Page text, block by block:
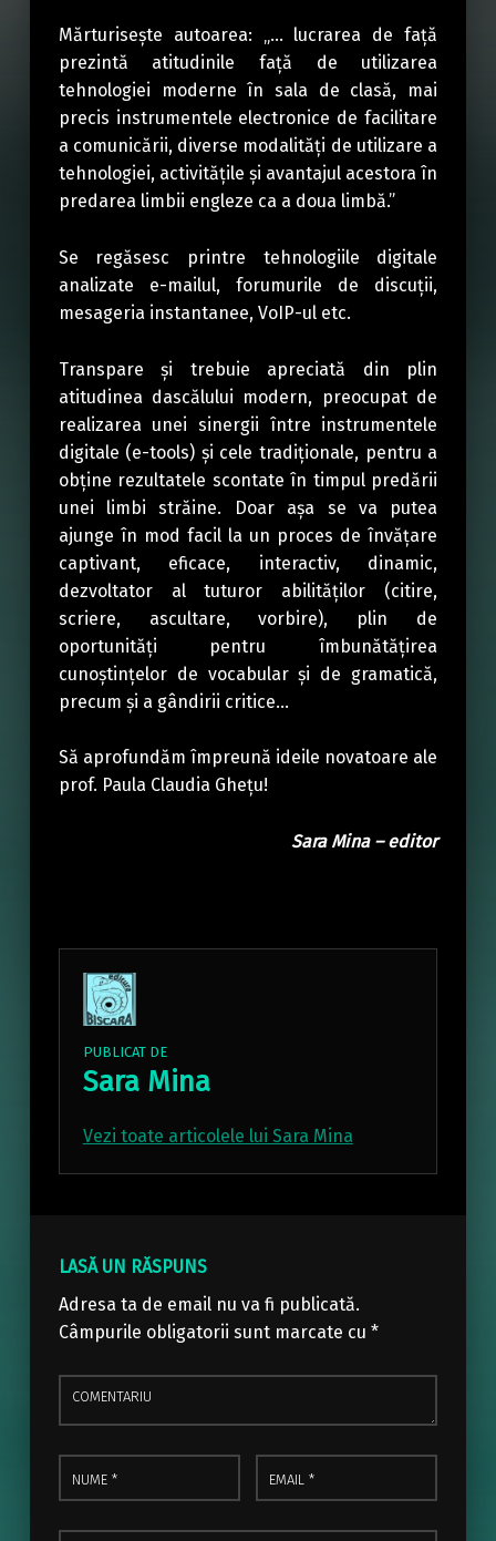
Mărturisește autoarea: „… lucrarea de față
prezintă atitudinile față de utilizarea
tehnologiei moderne în sala de clasă, mai
precis instrumentele electronice de facilitare
a comunicării, diverse modalități de utilizare a
tehnologiei, activitățile și avantajul acestora în
predarea limbii engleze ca a doua limbă.”
Se regăsesc printre tehnologiile digitale
analizate e-mailul, forumurile de discuții,
mesageria instantanee, VoIP-ul etc.
Transpare și trebuie apreciată din plin
atitudinea dascălului modern, preocupat de
realizarea unei sinergii între instrumentele
digitale (e-tools) și cele tradiționale, pentru a
obține rezultatele scontate în timpul predării
unei limbi străine. Doar așa se va putea
ajunge în mod facil la un proces de învățare
captivant, eficace, interactiv, dinamic,
dezvoltator al tuturor abilităților (citire,
scriere, ascultare, vorbire), plin de
oportunități pentru îmbunătățirea
cunoștințelor de vocabular și de gramatică,
precum și a gândirii critice…
Să aprofundăm împreună ideile novatoare ale
prof. Paula Claudia Ghețu!
Sara Mina – editor
PUBLICAT DE
Sara Mina
Vezi toate articolele lui Sara Mina
Skip back to main navigation
LASĂ UN RĂSPUNS
Adresa ta de email nu va fi publicată.
Câmpurile obligatorii sunt marcate cu *
Comentariu
Nume
* Email
*
Site web